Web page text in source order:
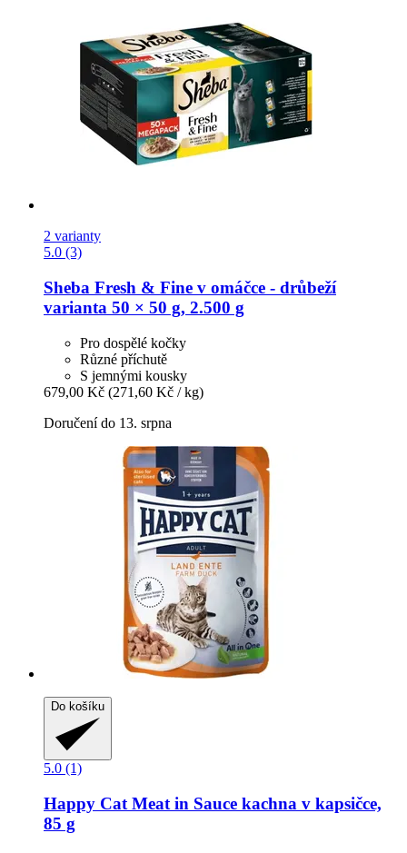
2 varianty
5.0 (3)
Sheba Fresh & Fine v omáčce -​ drůbeží
varianta 50 × 50 g, 2.500 g
Pro dospělé kočky
Různé příchutě
S jemnými kousky
679,00 Kč (271,60 Kč / kg)
Doručení do 13. srpna
Do košíku
5.0 (1)
Happy Cat Meat in Sauce kachna v kapsičce,
85 g